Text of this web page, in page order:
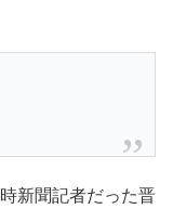
新聞記者だった晋